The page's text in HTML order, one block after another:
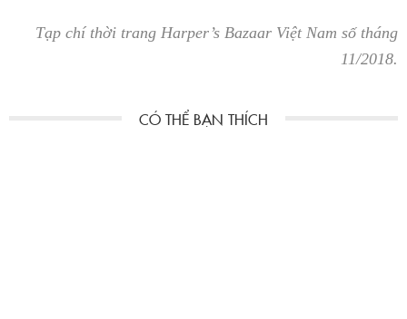
Tạp chí thời trang Harper’s Bazaar Việt Nam số tháng
11/2018.